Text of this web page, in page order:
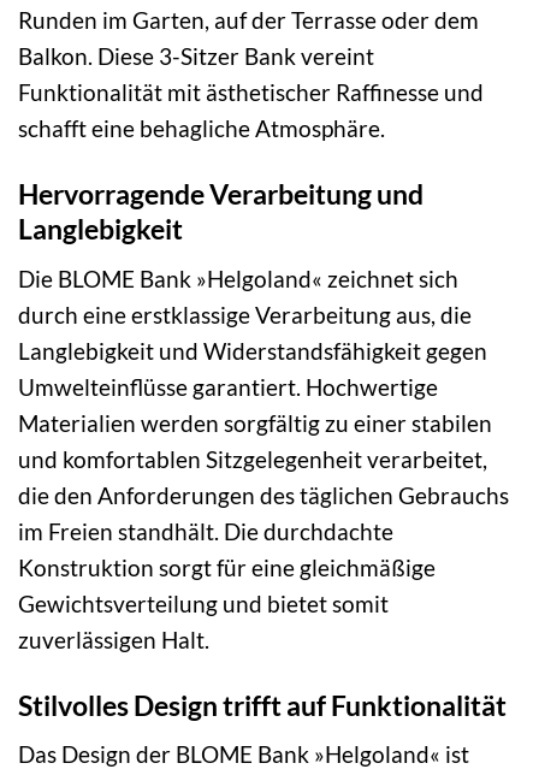
Runden im Garten, auf der Terrasse oder dem
Balkon. Diese 3-Sitzer Bank vereint
Funktionalität mit ästhetischer Raffinesse und
schafft eine behagliche Atmosphäre.
Hervorragende Verarbeitung und
Langlebigkeit
Die BLOME Bank »Helgoland« zeichnet sich
durch eine erstklassige Verarbeitung aus, die
Langlebigkeit und Widerstandsfähigkeit gegen
Umwelteinflüsse garantiert. Hochwertige
Materialien werden sorgfältig zu einer stabilen
und komfortablen Sitzgelegenheit verarbeitet,
die den Anforderungen des täglichen Gebrauchs
im Freien standhält. Die durchdachte
Konstruktion sorgt für eine gleichmäßige
Gewichtsverteilung und bietet somit
zuverlässigen Halt.
Stilvolles Design trifft auf Funktionalität
Das Design der BLOME Bank »Helgoland« ist